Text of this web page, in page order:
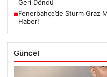
Geri Döndü
■Fenerbahçe’de Sturm Graz
Haber!
Güncel